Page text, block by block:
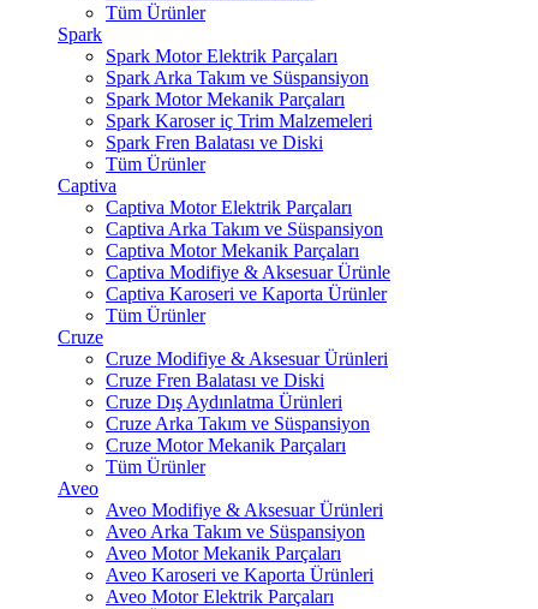
Tüm Ürünler
Spark
Spark Motor Elektrik Parçaları
Spark Arka Takım ve Süspansiyon
Spark Motor Mekanik Parçaları
Spark Karoser iç Trim Malzemeleri
Spark Fren Balatası ve Diski
Tüm Ürünler
Captiva
Captiva Motor Elektrik Parçaları
Captiva Arka Takım ve Süspansiyon
Captiva Motor Mekanik Parçaları
Captiva Modifiye & Aksesuar Ürünle
Captiva Karoseri ve Kaporta Ürünler
Tüm Ürünler
Cruze
Cruze Modifiye & Aksesuar Ürünleri
Cruze Fren Balatası ve Diski
Cruze Dış Aydınlatma Ürünleri
Cruze Arka Takım ve Süspansiyon
Cruze Motor Mekanik Parçaları
Tüm Ürünler
Aveo
Aveo Modifiye & Aksesuar Ürünleri
Aveo Arka Takım ve Süspansiyon
Aveo Motor Mekanik Parçaları
Aveo Karoseri ve Kaporta Ürünleri
Aveo Motor Elektrik Parçaları